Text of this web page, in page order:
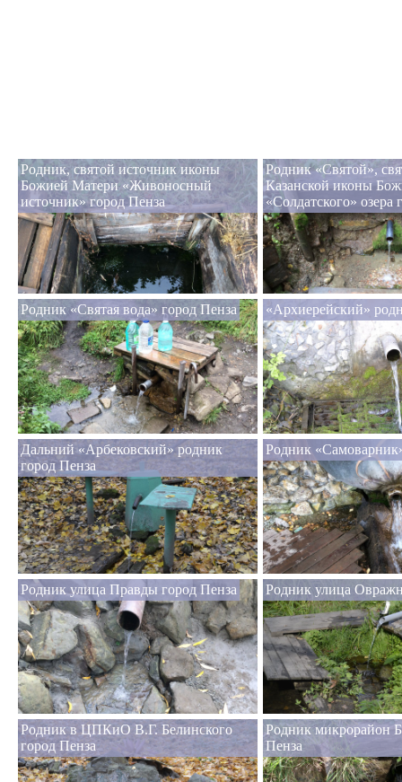
Родник, святой источник иконы
Божией Матери «Живоносный
источник» город Пенза
Родник «Святой»,
Казанской иконы
«Солдатского» озера
Родник «Святая вода» город Пенза «Архиерейский»
Дальний «Арбековский» родник
город Пенза
Родник
Родник улица Правды город Пенза Родник улица
Родник в ЦПКиО В.Г. Белинского
город Пенза
Родник микрорайон
Пенза